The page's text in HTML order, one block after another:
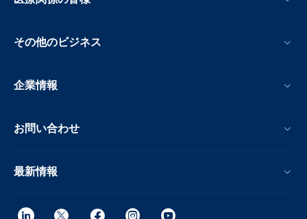
その他のビジネス
企業情報
お問い合わせ
最新情報